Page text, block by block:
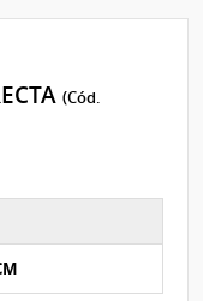
(Cód.